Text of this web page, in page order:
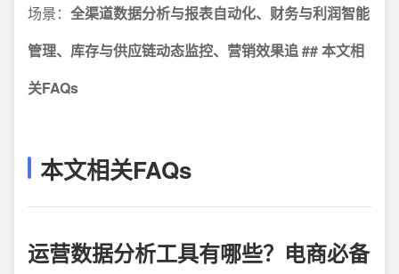
场景： 全渠道数据分析与报表自动化、财务与利润智能
管理、库存与供应链动态监控、营销效果追 ## 本文相
关FAQs
本文相关FAQs
运营数据分析工具有哪些？电商必备